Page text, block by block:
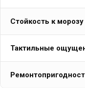
Стойкость к морозу
Тактильные